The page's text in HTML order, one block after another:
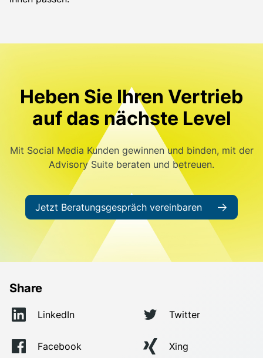
Heben Sie Ihren Vertrieb
auf das nächste Level
Mit Social Media Kunden gewinnen und binden, mit der
Advisory Suite beraten und betreuen.
Jetzt Beratungsgespräch vereinbaren
Share
LinkedIn Twitter
Facebook Xing